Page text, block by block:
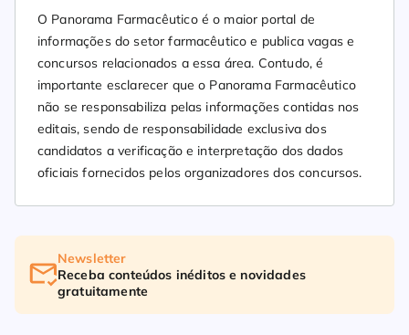
O Panorama Farmacêutico é o maior portal de
informações do setor farmacêutico e publica vagas e
concursos relacionados a essa área. Contudo, é
importante esclarecer que o Panorama Farmacêutico
não se responsabiliza pelas informações contidas nos
editais, sendo de responsabilidade exclusiva dos
candidatos a verificação e interpretação dos dados
oficiais fornecidos pelos organizadores dos concursos.
Newsletter
Receba conteúdos inéditos e novidades
gratuitamente